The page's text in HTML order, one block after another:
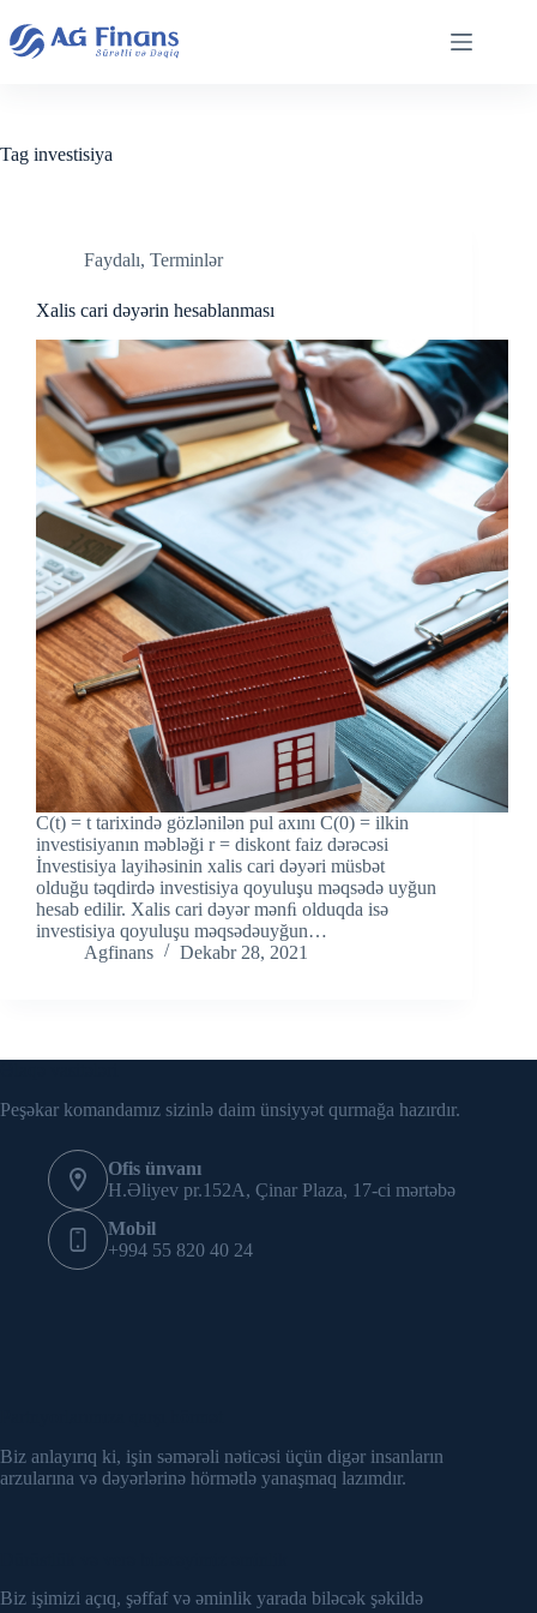
to
content
Tag investisiya
Faydalı, Terminlər
Xalis cari dəyərin hesablanması
C(t) = t tarixində gözlənilən pul axını C(0) = ilkin
investisiyanın məbləği r = diskont faiz dərəcəsi
İnvestisiya layihəsinin xalis cari dəyəri müsbət
olduğu təqdirdə investisiya qoyuluşu məqsədə uyğun
hesab edilir. Xalis cari dəyər mənﬁ olduqda isə
investisiya qoyuluşu məqsədəuyğun…
Agfinans
Dekabr 28, 2021
Peşəkar komandamız sizinlə daim ünsiyyət qurmağa hazırdır.
Ofis ünvanı
H.Əliyev pr.152A, Çinar Plaza, 17-ci mərtəbə
Mobil
+994 55 820 40 24
Biz anlayırıq ki, işin səmərəli nəticəsi üçün digər insanların
arzularına və dəyərlərinə hörmətlə yanaşmaq lazımdır.
Biz işimizi açıq, şəffaf və əminlik yarada biləcək şəkildə